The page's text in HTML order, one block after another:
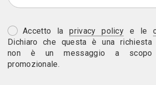
Accetto laprivacy policy e le
Dichiaro che questa è una
non è un messaggio a scopo
promozionale.